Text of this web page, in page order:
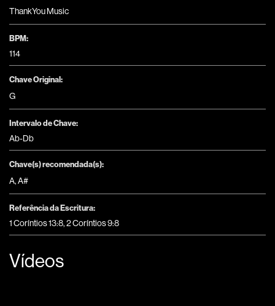
ThankYou Music
BPM:
114
Chave Original:
G
Intervalo de Chave:
Ab-Db
Chave(s) recomendada(s):
A,A#
Referência da Escritura:
1 Coríntios 13:8, 2 Coríntios 9:8
Vídeos